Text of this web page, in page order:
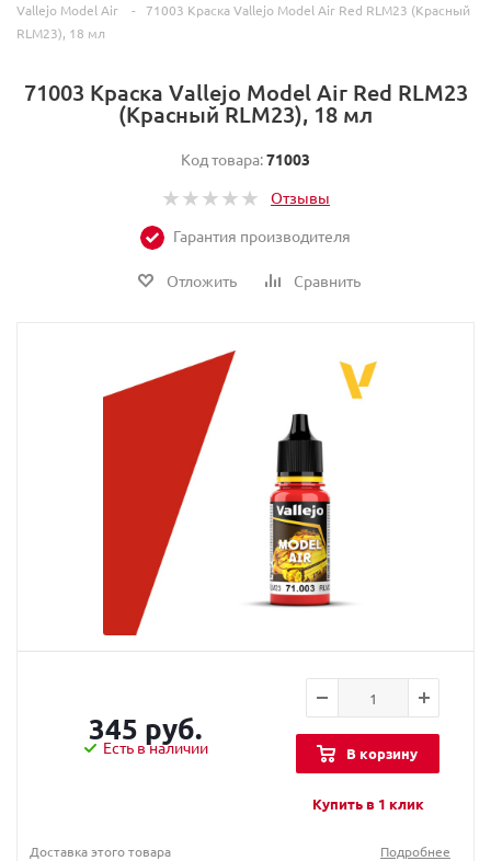
Vallejo Model Air
-
71003 Краска Vallejo Model Air Red RLM23 (Красный
RLM23), 18 мл
71003 Краска Vallejo Model Air Red RLM23
(Красный RLM23), 18 мл
Код товара:71003
Отзывы
Гарантия производителя
Отложить Сравнить
345 руб.
Есть в наличии В корзину
Купить в 1 клик
Доставка этого товара
Подробнее